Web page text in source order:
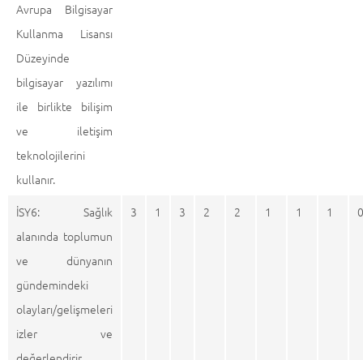
Avrupa Bilgisayar
Kullanma Lisansı
Düzeyinde
bilgisayar yazılımı
ile birlikte bilişim
ve iletişim
teknolojilerini
kullanır.
İSY6: Sağlık
alanında toplumun
ve dünyanın
gündemindeki
olayları/gelişmeleri
izler ve
3 1 3 2 2 1 1 1 0